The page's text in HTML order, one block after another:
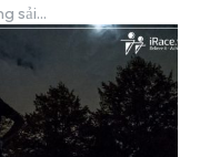
sải...